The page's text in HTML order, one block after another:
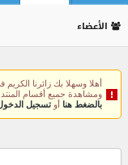
الأعضاء
أهلا وسهلا بك زائرنا الكريم
ومشاهدة جميع أقسام
بالضغط هنا أوتسجيل